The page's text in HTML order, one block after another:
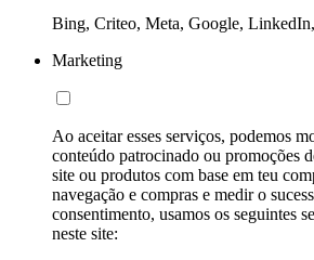
Bing, Criteo, Meta, Google,
Marketing
Ao aceitar esses serviços, podemos
conteúdo patrocinado ou promoções
site ou produtos com base em teu
navegação e compras e medir o
consentimento, usamos os seguintes
neste site: